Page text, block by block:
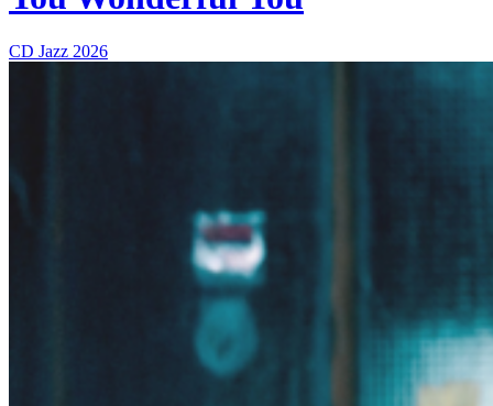
CD Jazz 2026